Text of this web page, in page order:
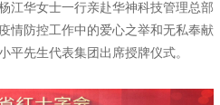
江华女士一行亲赴华神科技管理总部
情防控工作中的爱心之举和无私奉献
平先生代表集团出席授牌仪式。